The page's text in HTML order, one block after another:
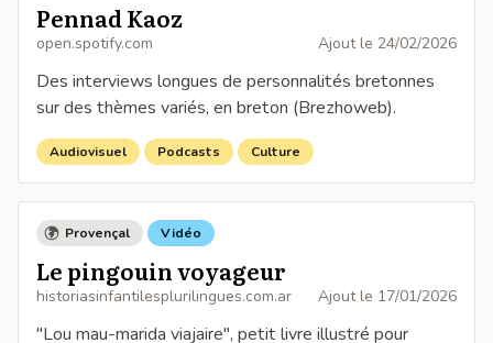
Pennad Kaoz
open.spotify.com Ajout le 24/02/2026
Des interviews longues de personnalités bretonnes
sur des thèmes variés, en breton (Brezhoweb).
Audiovisuel Podcasts Culture
Provençal Vidéo
Le pingouin voyageur
historiasinfantilesplurilingues.com.ar Ajout le 17/01/2026
"Lou mau-marida viajaire", petit livre illustré pour